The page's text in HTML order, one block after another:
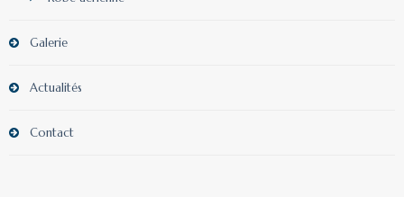
Galerie
Actualités
Contact